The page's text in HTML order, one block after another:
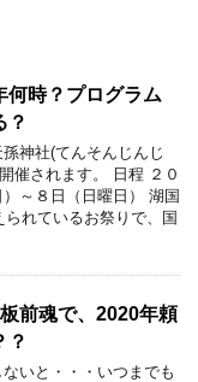
何時？プログラム
？
神社(てんそんじんじ
催されます。 日程 ２０
～８日（日曜日） 湖国
れているお祭りで、国
前魂で、2020年頼
？
いと・・・いつまでも